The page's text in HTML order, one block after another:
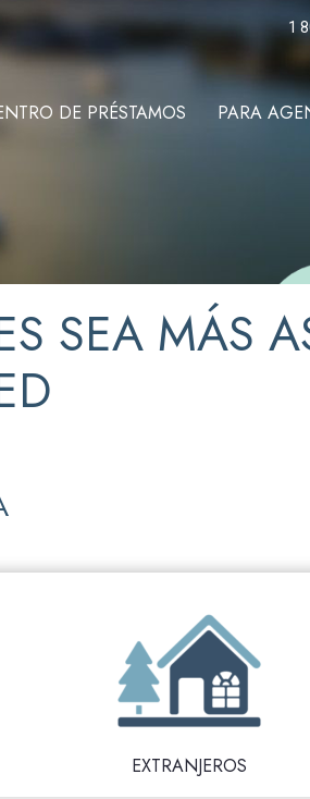
1
DE PRÉSTAMOS PARA
SEA MÁS
EXTRANJEROS